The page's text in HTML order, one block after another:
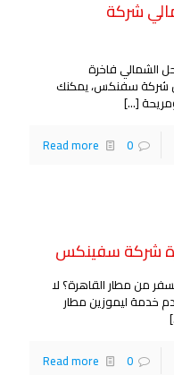
شركة
الشمالي فاخرة
شركة سفنكس، يمكنك
[…]
0
Read more
شركة سفينكس
من مطار القاهرة؟ لا
خدمة ليموزين مطار
0
Read more